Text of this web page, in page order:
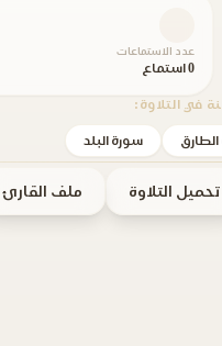
عدد الاستماعات
0 استماع
في التلاوة:
سورة البلد
تحميل التلاوة ملف القارئ